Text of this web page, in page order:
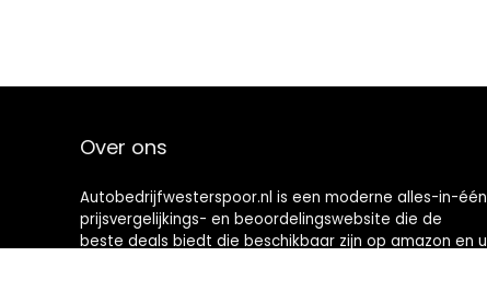
Over ons
Autobedrijfwesterspoor.nl is een moderne alles-in-één
prijsvergelijkings- en beoordelingswebsite die de
beste deals biedt die beschikbaar zijn op amazon en u